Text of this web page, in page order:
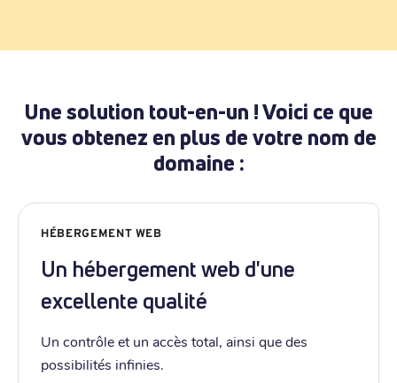
Une solution tout-en-un ! Voici ce que
vous obtenez en plus de votre nom de
domaine :
HÉBERGEMENT WEB
Un hébergement web d'une
excellente qualité
Un contrôle et un accès total, ainsi que des
possibilités infinies.